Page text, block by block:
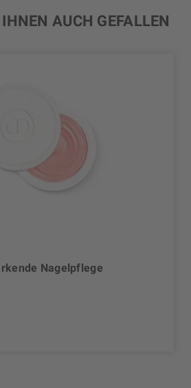
AUCH GEFALLEN
Nagelpflege